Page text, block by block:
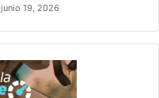
junio 19, 2026